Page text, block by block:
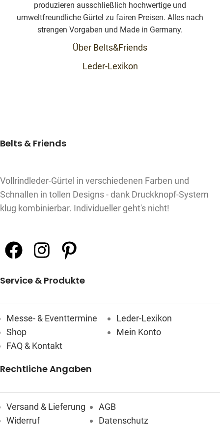
produzieren ausschließlich hochwertige und
umweltfreundliche Gürtel zu fairen Preisen. Alles nach
strengen Vorgaben und Made in Germany.
Über Belts&Friends
Leder-Lexikon
Belts & Friends
Vollrindleder-Gürtel in verschiedenen Farben und
Schnallen in tollen Designs - dank Druckknopf-System
klug kombinierbar. Individueller geht's nicht!
Service & Produkte
Messe- & Eventtermine
Shop
FAQ & Kontakt
Leder-Lexikon
Mein Konto
Rechtliche Angaben
Versand & Lieferung
Widerruf
AGB
Datenschutz